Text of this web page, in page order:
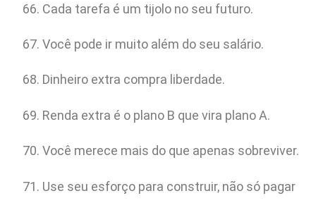
Cada tarefa é um tijolo no seu futuro.
Você pode ir muito além do seu salário.
Dinheiro extra compra liberdade.
Renda extra é o plano B que vira plano A.
Você merece mais do que apenas sobreviver.
Use seu esforço para construir, não só pagar